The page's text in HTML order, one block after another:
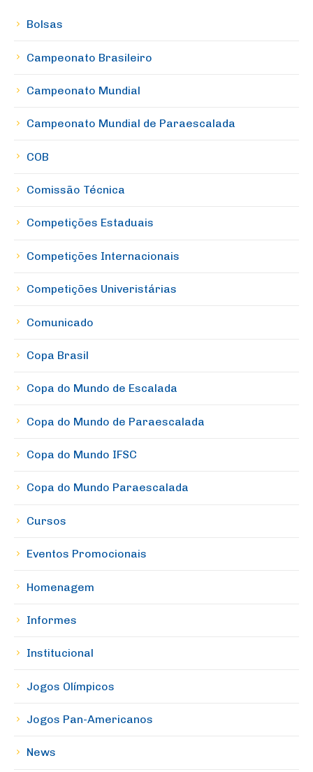
Bolsas
Campeonato Brasileiro
Campeonato Mundial
Campeonato Mundial de Paraescalada
COB
Comissão Técnica
Competições Estaduais
Competições Internacionais
Competições Univeristárias
Comunicado
Copa Brasil
Copa do Mundo de Escalada
Copa do Mundo de Paraescalada
Copa do Mundo IFSC
Copa do Mundo Paraescalada
Cursos
Eventos Promocionais
Homenagem
Informes
Institucional
Jogos Olímpicos
Jogos Pan-Americanos
News